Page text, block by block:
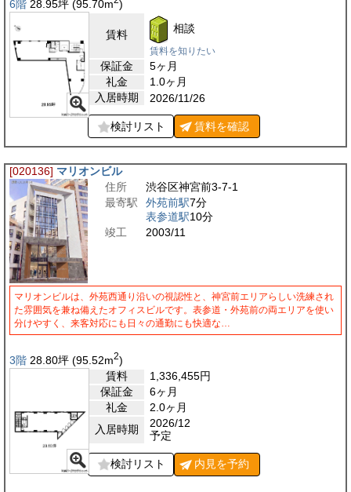
6階 28.95坪 (95.70m )
賃料 相談
賃料を知りたい
保証金
5ヶ月
礼金
1.0ヶ月
入居時期
2026/11/26
検討リスト 賃料を確認
[020136] マリオンビル
住所
渋谷区神宮前3-7-1
最寄駅
外苑前駅7分
表参道駅10分
竣工
2003/11
マリオンビルは、外苑西通り沿いの視認性と、神宮前エリアらしい洗練され
た雰囲気を兼ね備えたオフィスビルです。表参道・外苑前の両エリアを使い
分けやすく、来客対応にも日々の通勤にも快適な…
3階 28.80坪 (95.52m2)
賃料
1,336,455円
保証金
6ヶ月
礼金
2.0ヶ月
入居時期
2026/12
予定
検討リスト 内見を予約